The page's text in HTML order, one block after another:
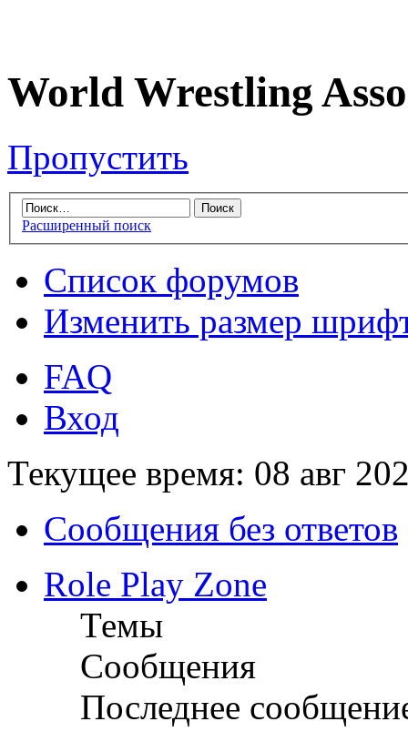
World Wrestling
Пропустить
Расширенный поиск
Список форумов
Изменить размер
FAQ
Вход
Текущее время: 08 авг
Сообщения без ответов
Role Play Zone
Темы
Сообщения
Последнее